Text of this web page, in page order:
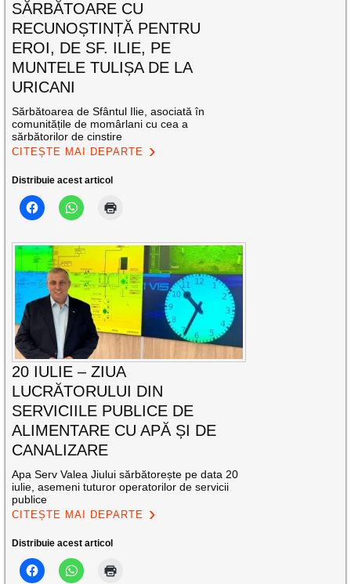
SĂRBĂTOARE CU
RECUNOȘTINȚĂ PENTRU
EROI, DE SF. ILIE, PE
MUNTELE TULIȘA DE LA
URICANI
Sărbătoarea de Sfântul Ilie, asociată în
comunitățile de momârlani cu cea a
sărbătorilor de cinstire
CITEȘTE MAI DEPARTE
Distribuie acest articol
20 IULIE – ZIUA
LUCRĂTORULUI DIN
SERVICIILE PUBLICE DE
ALIMENTARE CU APĂ ȘI DE
CANALIZARE
Apa Serv Valea Jiului sărbătorește pe data 20
iulie, asemeni tuturor operatorilor de servicii
publice
CITEȘTE MAI DEPARTE
Distribuie acest articol